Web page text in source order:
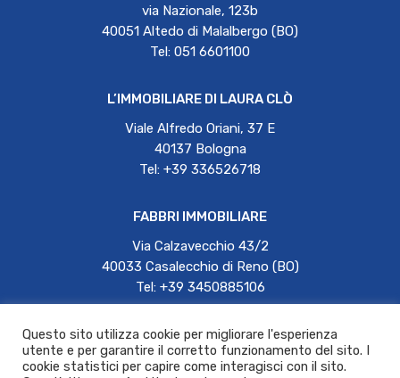
via Nazionale, 123b
40051 Altedo di Malalbergo (BO)
Tel: 051 6601100
L’IMMOBILIARE DI LAURA CLÒ
Viale Alfredo Oriani, 37 E
40137 Bologna
Tel: +39 336526718
FABBRI IMMOBILIARE
Via Calzavecchio 43/2
40033 Casalecchio di Reno (BO)
Tel: +39 3450885106
Laurenti Immobiliare | P.IVA 01987071204 |
grupporeagent@reagent.it | 12944@pec.fiaip.it
Questo sito utilizza cookie per migliorare l'esperienza
utente e per garantire il corretto funzionamento del sito. I
cookie statistici per capire come interagisci con il sito.